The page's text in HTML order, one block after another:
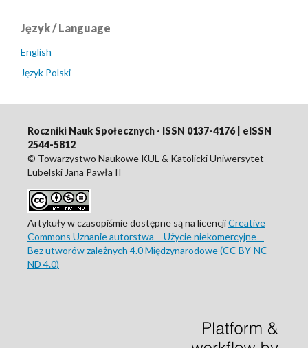
Język / Language
English
Język Polski
Roczniki Nauk Społecznych · ISSN 0137-4176 | eISSN
2544-5812
© Towarzystwo Naukowe KUL & Katolicki Uniwersytet
Lubelski Jana Pawła II
Artykuły w czasopiśmie dostępne są na licencjiCreative
Commons Uznanie autorstwa – Użycie niekomercyjne –
Bez utworów zależnych 4.0 Międzynarodowe (CC BY-NC-
ND 4.0)